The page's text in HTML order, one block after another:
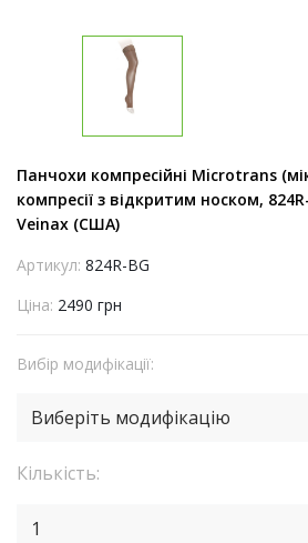
Панчохи компресійні Microtrans
компресії з відкритим носком,
Veinax (США)
Артикул: 824R-BG
Ціна: 2490 грн
Вибір модифікації:
Виберіть модифікацію
Кількість:
1